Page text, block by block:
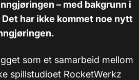
– med bakgrunn i
har ikke kommet noe nytt
som et samarbeid mellom
spillstudioet RocketWerkz